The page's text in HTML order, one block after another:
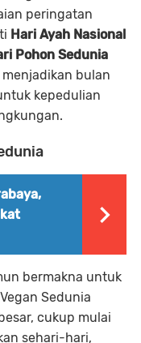
peringatan
Hari Ayah Nasional
Pohon Sedunia
bulan
kepedulian
bermakna untuk
Sedunia
cukup mulai
sehari-hari,